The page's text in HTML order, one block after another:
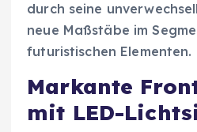
durch seine
neue Maßstäbe im
futuristischen Elementen.
Markante
mit LED-